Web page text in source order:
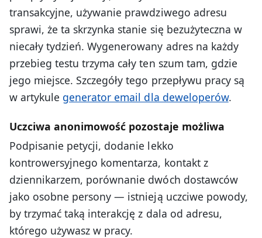
transakcyjne, używanie prawdziwego adresu
sprawi, że ta skrzynka stanie się bezużyteczna w
niecały tydzień. Wygenerowany adres na każdy
przebieg testu trzyma cały ten szum tam, gdzie
jego miejsce. Szczegóły tego przepływu pracy są
w artykule generator email dla deweloperów.
Uczciwa anonimowość pozostaje możliwa
Podpisanie petycji, dodanie lekko
kontrowersyjnego komentarza, kontakt z
dziennikarzem, porównanie dwóch dostawców
jako osobne persony — istnieją uczciwe powody,
by trzymać taką interakcję z dala od adresu,
którego używasz w pracy.